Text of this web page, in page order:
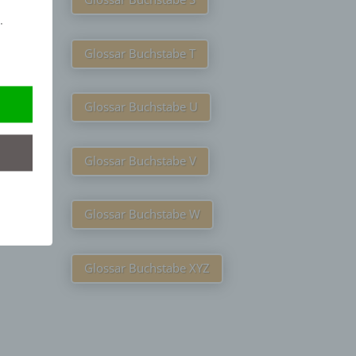
Glossar Buchstabe T
Glossar Buchstabe U
Glossar Buchstabe V
Glossar Buchstabe W
Glossar Buchstabe XYZ